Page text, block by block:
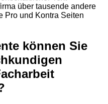
über tausende andere
Pro und Kontra Seiten
können Sie